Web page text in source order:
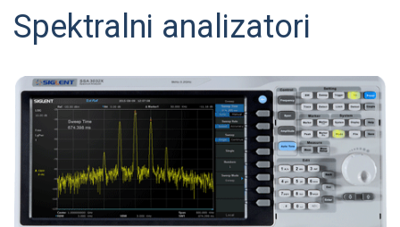
Spektralni analizatori